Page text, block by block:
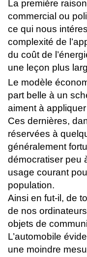
La première
commercial ou
ce qui nous
complexité de
du coût de
une leçon plus
Le modèle
part belle à un
aiment à
Ces dernières,
réservées à
généralement
démocratiser peu
usage courant
population.
Ainsi en fut-il, de
de nos
objets de
L’automobile
une moindre